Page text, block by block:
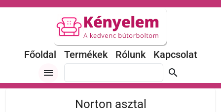
Főoldal Termékek Rólunk
Kapcsolat
menu
search
Norton asztal